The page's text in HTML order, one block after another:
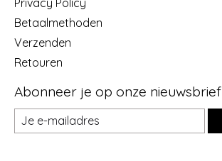
Privacy Policy
Betaalmethoden
Verzenden
Retouren
Abonneer je op onze nieuwsbrief